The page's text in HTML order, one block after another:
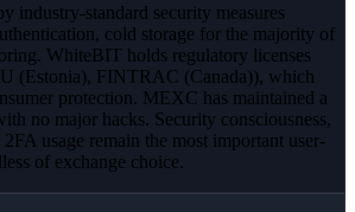
industry-standard security measures
cold storage for the majority of
WhiteBIT holds regulatory licenses
(Estonia), FINTRAC (Canada)), which
protection. MEXC has maintained a
no major hacks. Security consciousness,
usage remain the most important user-
of exchange choice.